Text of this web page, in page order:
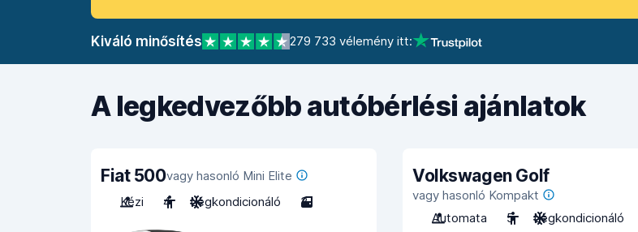
Kiváló minősítés 279 733 vélemény itt:
A legkedvezőbb autóbérlési ajánlatok
Fiat 500vagy hasonló Mini Elite
Kézi
4 Légkondicionáló 3
Volkswagen Golf
vagy hasonló Kompakt
Automata
5 Légkondicionáló